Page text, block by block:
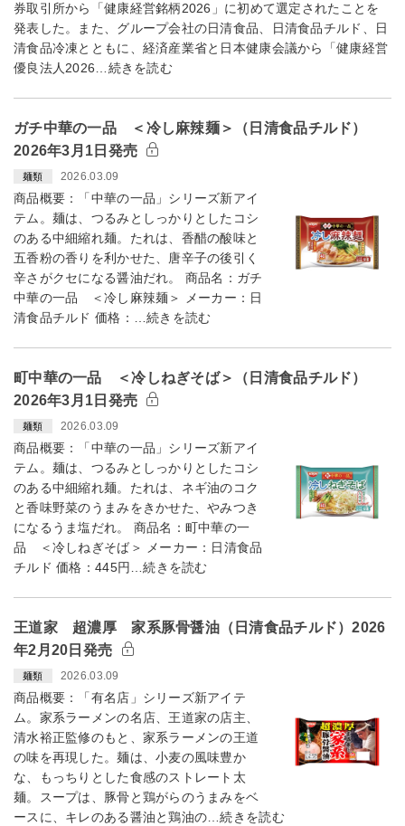
券取引所から「健康経営銘柄2026」に初めて選定されたことを
発表した。また、グループ会社の日清食品、日清食品チルド、日
清食品冷凍とともに、経済産業省と日本健康会議から「健康経営
優良法人2026…続きを読む
ガチ中華の一品 ＜冷し麻辣麺＞（日清食品チルド）
2026年3月1日発売
麺類 2026.03.09
商品概要：「中華の一品」シリーズ新アイ
テム。麺は、つるみとしっかりとしたコシ
のある中細縮れ麺。たれは、香醋の酸味と
五香粉の香りを利かせた、唐辛子の後引く
辛さがクセになる醤油だれ。 商品名：ガチ
中華の一品 ＜冷し麻辣麺＞ メーカー：日
清食品チルド 価格：…続きを読む
町中華の一品 ＜冷しねぎそば＞（日清食品チルド）
2026年3月1日発売
麺類 2026.03.09
商品概要：「中華の一品」シリーズ新アイ
テム。麺は、つるみとしっかりとしたコシ
のある中細縮れ麺。たれは、ネギ油のコク
と香味野菜のうまみをきかせた、やみつき
になるうま塩だれ。 商品名：町中華の一
品 ＜冷しねぎそば＞ メーカー：日清食品
チルド 価格：445円…続きを読む
王道家 超濃厚 家系豚骨醤油（日清食品チルド）2026
年2月20日発売
麺類 2026.03.09
商品概要：「有名店」シリーズ新アイテ
ム。家系ラーメンの名店、王道家の店主、
清水裕正監修のもと、家系ラーメンの王道
の味を再現した。麺は、小麦の風味豊か
な、もっちりとした食感のストレート太
麺。スープは、豚骨と鶏がらのうまみをベ
ースに、キレのある醤油と鶏油の…続きを読む